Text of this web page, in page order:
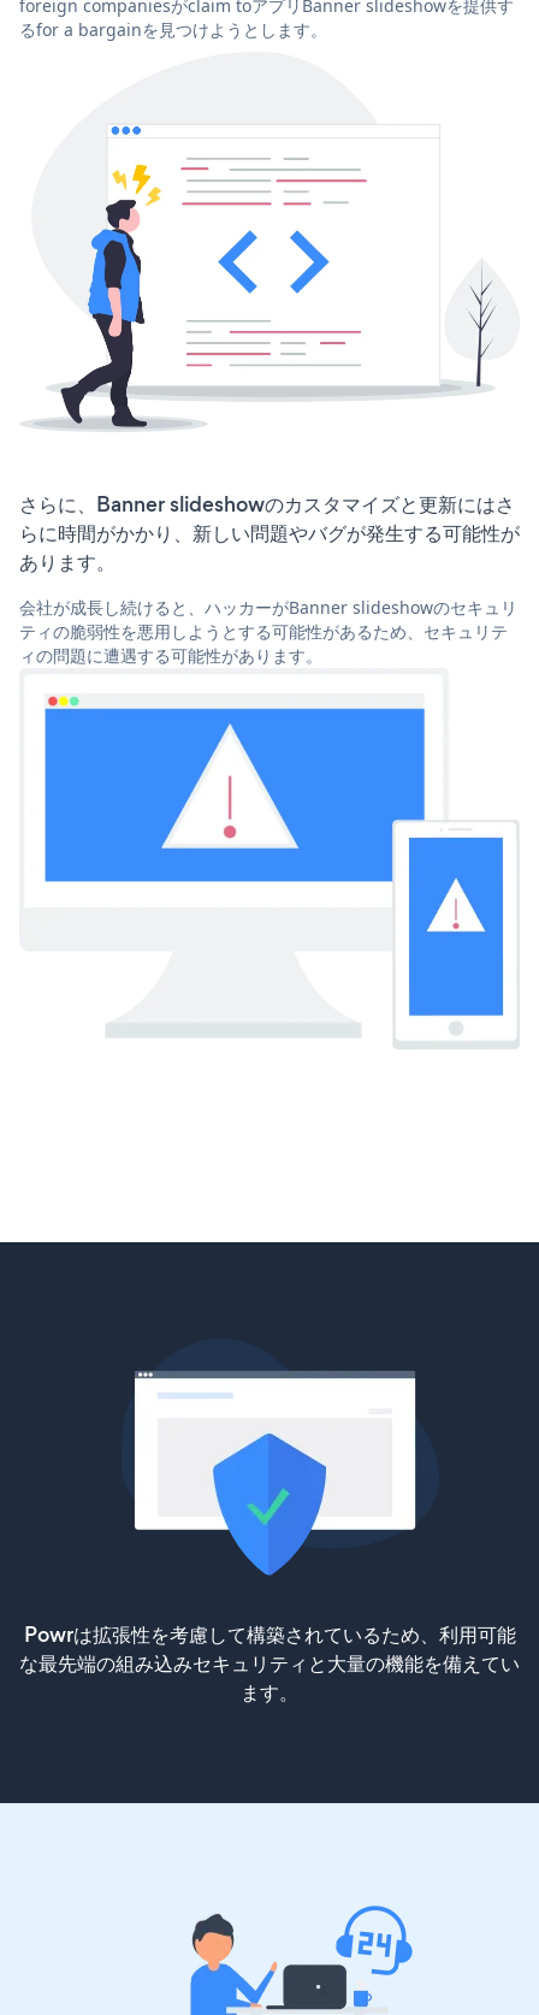
foreign companiesがclaim toアプリBanner slideshowを提供す
るfor a bargainを見つけようとします。
さらに、Banner slideshowのカスタマイズと更新にはさ
らに時間がかかり、新しい問題やバグが発生する可能性が
あります。
会社が成長し続けると、ハッカーがBanner slideshowのセキュリ
ティの脆弱性を悪用しようとする可能性があるため、セキュリテ
ィの問題に遭遇する可能性があります。
Powrは拡張性を考慮して構築されているため、利用可能
な最先端の組み込みセキュリティと大量の機能を備えてい
ます。